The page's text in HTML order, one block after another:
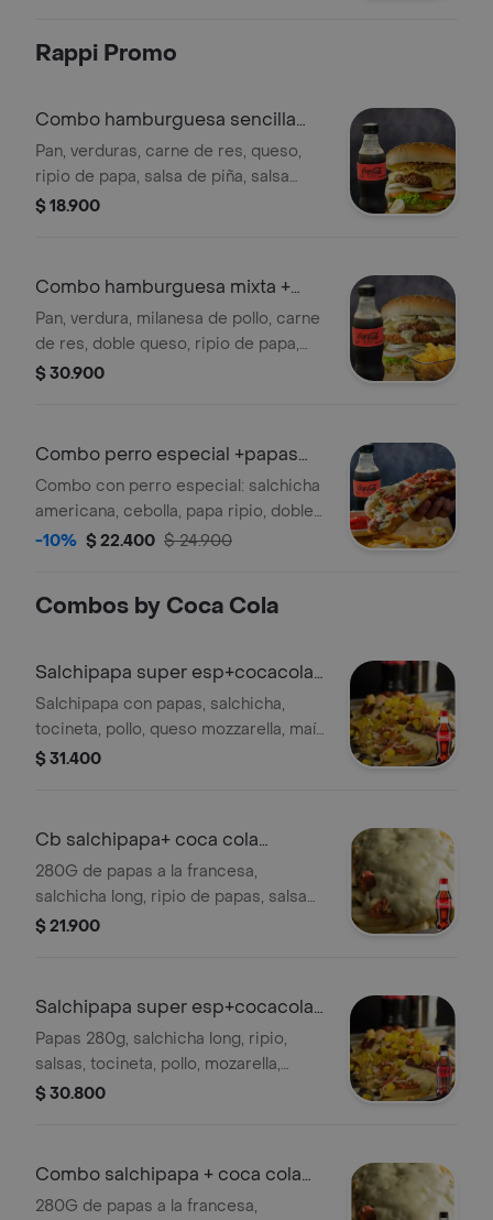
Rappi Promo
Combo hamburguesa sencilla
res+coca cola
Pan, verduras, carne de res, queso,
ripio de papa, salsa de piña, salsa
rosada, salsa de la casa y dos huevos
$ 18.900
Combo hamburguesa mixta +
papas + bebida
Pan, verdura, milanesa de pollo, carne
de res, doble queso, ripio de papa,
salsa de piña, salsa rosada, salsa de la
$ 30.900
Combo perro especial +papas
+gaseosa
Combo con perro especial: salchicha
americana, cebolla, papa ripio, doble
queso, dulce de piña, salsa rosada,
250ml.
-10% $ 22.400 $ 24.900
Combos by Coca Cola
Salchipapa super esp+cocacola
orig 250ml
Salchipapa con papas, salchicha,
tocineta, pollo, queso mozzarella, maíz
y salsas. Incluye Coca-Cola original
$ 31.400
Cb salchipapa+ coca cola
original 250ml
280G de papas a la francesa,
salchicha long, ripio de papas, salsa
rosada y salsa de la casa, queso
$ 21.900
Salchipapa super esp+cocacola
zero 250ml
Papas 280g, salchicha long, ripio,
salsas, tocineta, pollo, mozarella,
maicitos + cocacola zero s/az.
$ 30.800
Combo salchipapa + coca cola
zero 250 ml
280G de papas a la francesa,